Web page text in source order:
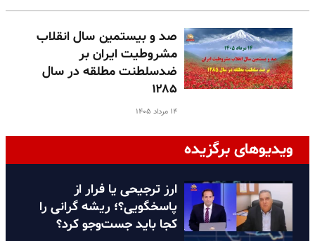
صد و بیستمین سال انقلاب
مشروطیت ایران بر
ضدسلطنت مطلقه در سال
۱۲۸۵
۱۴ مرداد ۱۴۰۵
ویدیوهای برگزیده
ارز ترجیحی یا فرار از
پاسخگویی؟؛ ریشه گرانی را
کجا باید جست‌وجو کرد؟